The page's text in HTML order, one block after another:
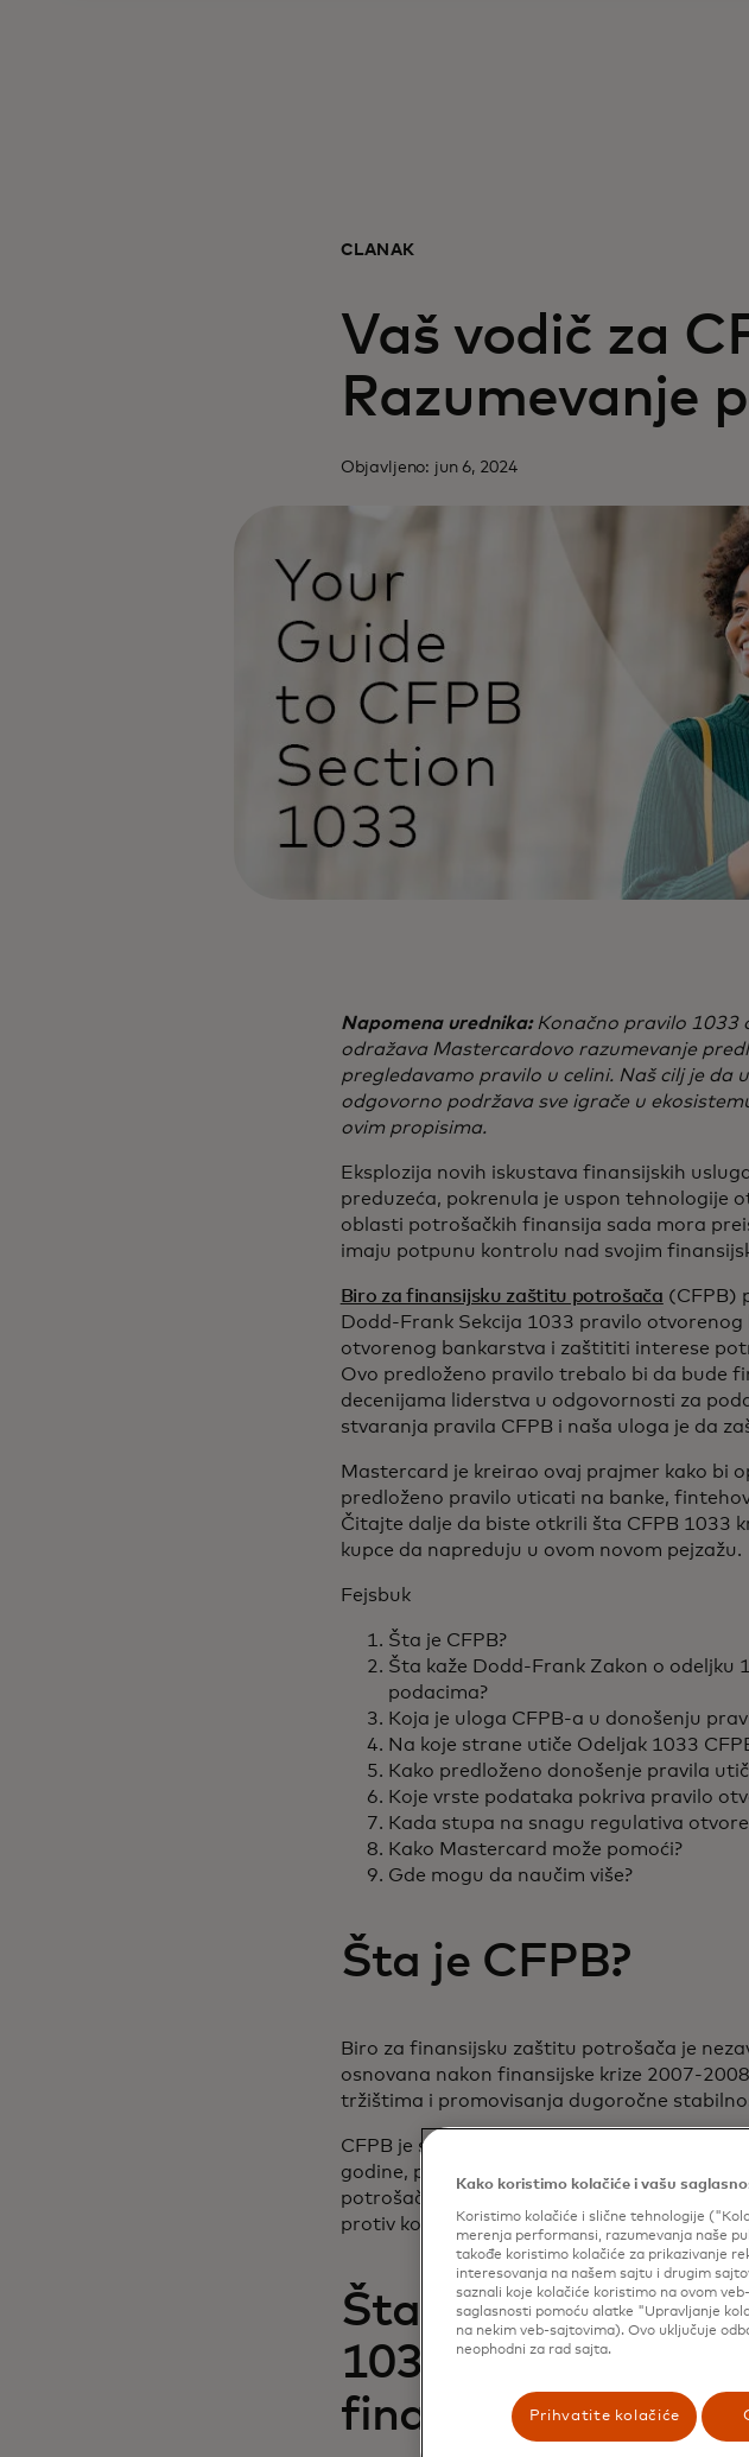
ČLANAK
Vaš vodič za
Razumevanje
Objavljeno: jun 6, 2024
Napomena urednika:Konačno pravilo 1033
odražava Mastercardovo razumevanje
pregledavamo pravilo u celini. Naš cilj je
odgovorno podržava sve igrače u
ovim propisima.
Eksplozija novih iskustava finansijskih
preduzeća, pokrenula je uspon tehnologije
oblasti potrošačkih finansija sada mora
imaju potpunu kontrolu nad svojim
Biro za finansijsku zaštitu potrošača (CFPB)
Dodd-Frank Sekcija 1033 pravilo
otvorenog bankarstva i zaštititi interese
Ovo predloženo pravilo trebalo bi da bude
decenijama liderstva u odgovornosti za
stvaranja pravila CFPB i naša uloga je da
Mastercard je kreirao ovaj prajmer kako bi
predloženo pravilo uticati na banke,
Čitajte dalje da biste otkrili šta CFPB 1033
kupce da napreduju u ovom novom pejzažu.
Fejsbuk
Šta je CFPB?
Šta kaže Dodd-Frank Zakon o
podacima?
Koja je uloga CFPB-a u donošenju
Na koje strane utiče Odeljak 1033
Kako predloženo donošenje pravila
Koje vrste podataka pokriva pravilo
Kada stupa na snagu regulativa
Kako Mastercard može pomoći?
Gde mogu da naučim više?
Šta je CFPB?
Biro za finansijsku zaštitu potrošača je
osnovana nakon finansijske krize 2007-
tržištima i promovisanja dugoročne
CFPB je stvoren prema Zakonu o reformi i
godine, poznatijeg kao Dodd-Frank, kako
potrošača od nepoštenih, varljivih ili
protiv kompanija koje krše zakon.
Šta kaže Dodd-
1033 o pravima
finansijskim
Kako koristimo kolačiće i vašu
Koristimo kolačiće i slične tehnologije
merenja performansi, razumevanja naše
takođe koristimo kolačiće za prikazivanje
interesovanja na našem sajtu i drugim
saznali koje kolačiće koristimo na ovom
saglasnosti pomoću alatke "Upravljanje
na nekim veb-sajtovima). Ovo uključuje
neophodni za rad sajta.
Prihvatite kolačiće